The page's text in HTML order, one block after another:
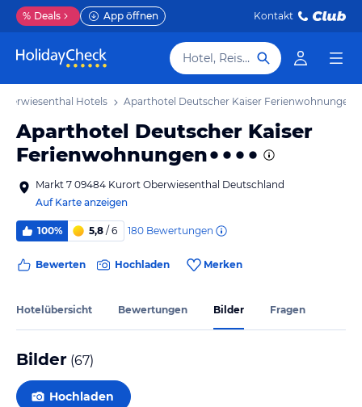
% Deals App öffnen Kontakt
Hotel, Reiseziel
Hotels Aparthotel Deutscher Kaiser Ferienwohnungen
Aparthotel Deutscher Kaiser
Ferienwohnungen
Markt 7 09484 Kurort Oberwiesenthal Deutschland
Auf Karte anzeigen
100% 5,8 / 6 180 Bewertungen
Bewerten Hochladen Merken
Hotelübersicht Bewertungen Bilder Fragen
Bilder (67)
Hochladen